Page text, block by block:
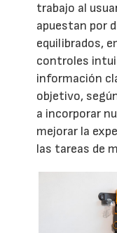
trabajo al
apuestan por
equilibrados,
controles
información
objetivo,
a incorporar
mejorar la
las tareas de